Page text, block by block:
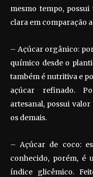
mesmo tempo,
clara em comparação
– Açúcar orgânico:
químico desde o
também é nutritiva e
açúcar refinado.
artesanal, possui
os demais.
– Açúcar de coco:
conhecido, porém, é
índice glicêmico.